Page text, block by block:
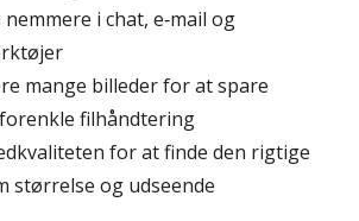
i chat, e‑mail og
mange billeder for at spare
filhåndtering
for at finde den rigtige
størrelse og udseende